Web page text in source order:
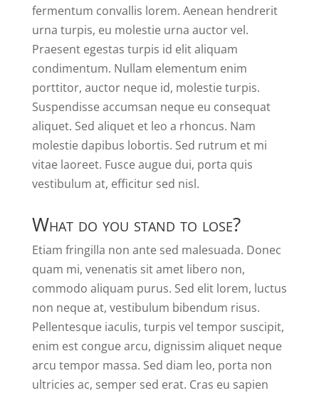
fermentum convallis lorem. Aenean hendrerit
urna turpis, eu molestie urna auctor vel.
Praesent egestas turpis id elit aliquam
condimentum. Nullam elementum enim
porttitor, auctor neque id, molestie turpis.
Suspendisse accumsan neque eu consequat
aliquet. Sed aliquet et leo a rhoncus. Nam
molestie dapibus lobortis. Sed rutrum et mi
vitae laoreet. Fusce augue dui, porta quis
vestibulum at, efficitur sed nisl.
What do you stand to lose?
Etiam fringilla non ante sed malesuada. Donec
quam mi, venenatis sit amet libero non,
commodo aliquam purus. Sed elit lorem, luctus
non neque at, vestibulum bibendum risus.
Pellentesque iaculis, turpis vel tempor suscipit,
enim est congue arcu, dignissim aliquet neque
arcu tempor massa. Sed diam leo, porta non
ultricies ac, semper sed erat. Cras eu sapien